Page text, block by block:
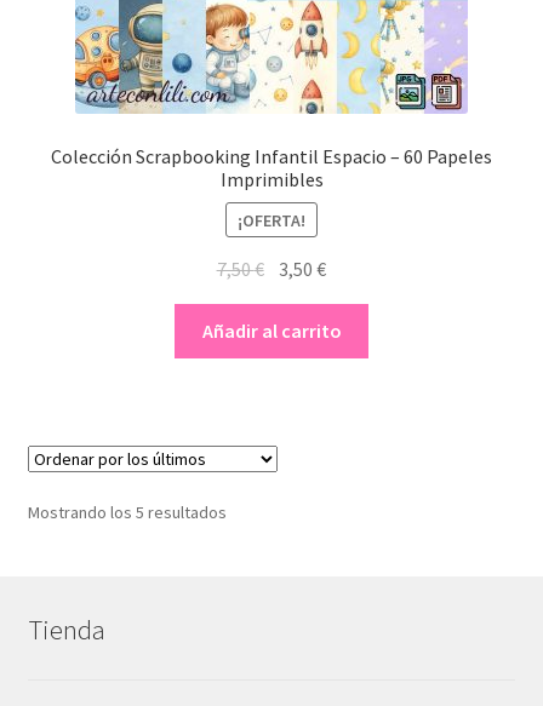
Colección Scrapbooking Infantil Espacio – 60 Papeles
Imprimibles
¡OFERTA!
7,50€ El
precio
original
era:
3,50€El
precio
actual
es:
Añadir al carrito
Mostrando los 5 resultadosOrdenado
Tienda